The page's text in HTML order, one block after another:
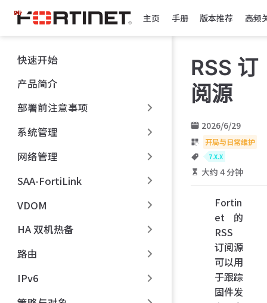
跳
至
主
內
容
主页 手册 版本推荐 高频
快速开始
产品简介
部署前注意事项
系统管理
网络管理
SAA-FortiLink
VDOM
HA 双机热备
路由
IPv6
RSS 订
阅源
2026/6/29
开局与日常维护
7.X.X
大约 4 分钟
Fortin
et 的
RSS
订阅源
可以用
于跟踪
固件发